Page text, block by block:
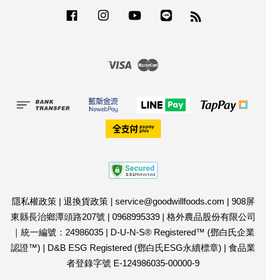
Facebook Instagram YouTube
Visa
隱私權政策| 退換貨政策| service@goodwillfoods.com | 908屏
東縣長治鄉潭頭路207號 | 0968995339| 格外農品股份有限公司
｜統一編號：24986035| D-U-N-S® Registered™ (鄧白氏企業
認證™) | D&B ESG Registered (鄧白氏ESG永續標章) | 食品業
者登錄字號 E-124986035-00000-9